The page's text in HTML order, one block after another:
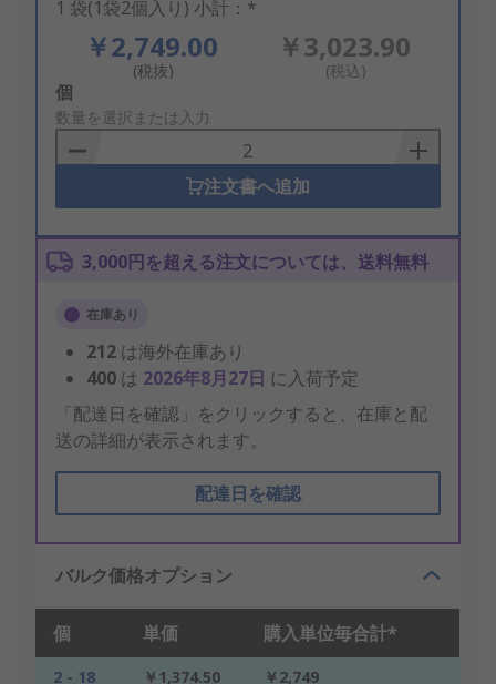
1 袋(1袋2個入り) 小計：*
￥2,749.00
(税抜)
￥3,023.90
(税込)
Add
to
Basket
個
数量を選択または入力
注文書へ追加
3,000円を超える注文については、送料無料
在庫あり
212 は海外在庫あり
400 は 2026年8月27日 に入荷予定
「配達日を確認」をクリックすると、在庫と配
送の詳細が表示されます。
配達日を確認
バルク価格オプション
個 単価 購入単位毎合計*
2 - 18 ￥1,374.50 ￥2,749